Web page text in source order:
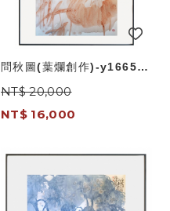
問秋圖(葉爛創作)-y16658
畫作系列-國畫
NT$ 20,000
NT$ 16,000